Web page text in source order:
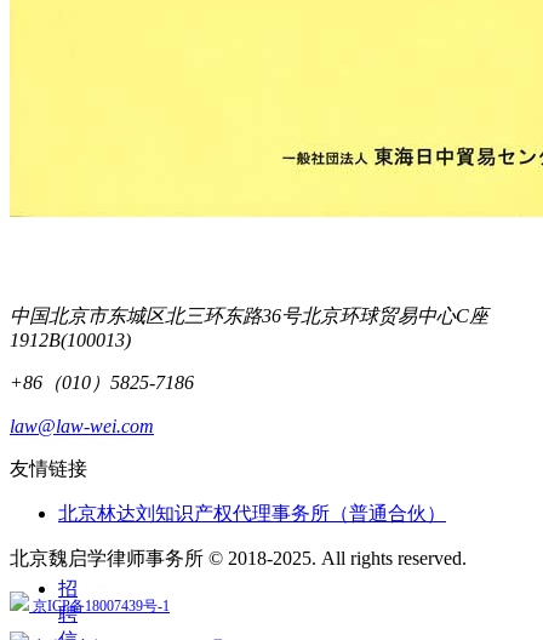
中国北京市东城区北三环东路36号北京环球贸易中心C座
1912B(100013)
+86（010）5825-7186
law@law-wei.com
友情链接
北京林达刘知识产权代理事务所（普通合伙）
北京魏启学律师事务所 © 2018-2025. All rights reserved.
京ICP备18007439号-1
招
聘